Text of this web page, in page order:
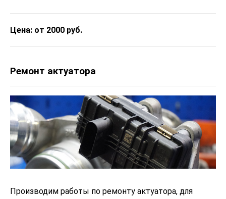
Цена: от 2000 руб.
Ремонт актуатора
Производим работы по ремонту актуатора, для